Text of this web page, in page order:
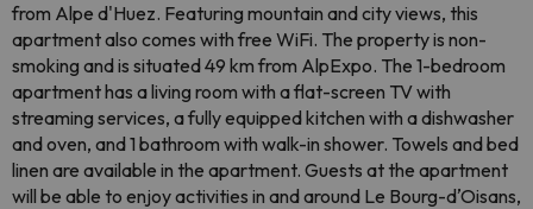
from Alpe d'Huez. Featuring mountain and city views, this
apartment also comes with free WiFi. The property is non-
smoking and is situated 49 km from AlpExpo. The 1-bedroom
apartment has a living room with a flat-screen TV with
streaming services, a fully equipped kitchen with a dishwasher
and oven, and 1 bathroom with walk-in shower. Towels and bed
linen are available in the apartment. Guests at the apartment
will be able to enjoy activities in and around Le Bourg-dʼOisans,